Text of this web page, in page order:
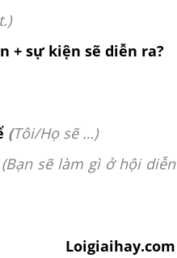
+ sự kiện sẽ diễn ra?
(Tôi/Họ sẽ …)
(Bạn sẽ làm gì ở hội diễn
Loigiaihay.com